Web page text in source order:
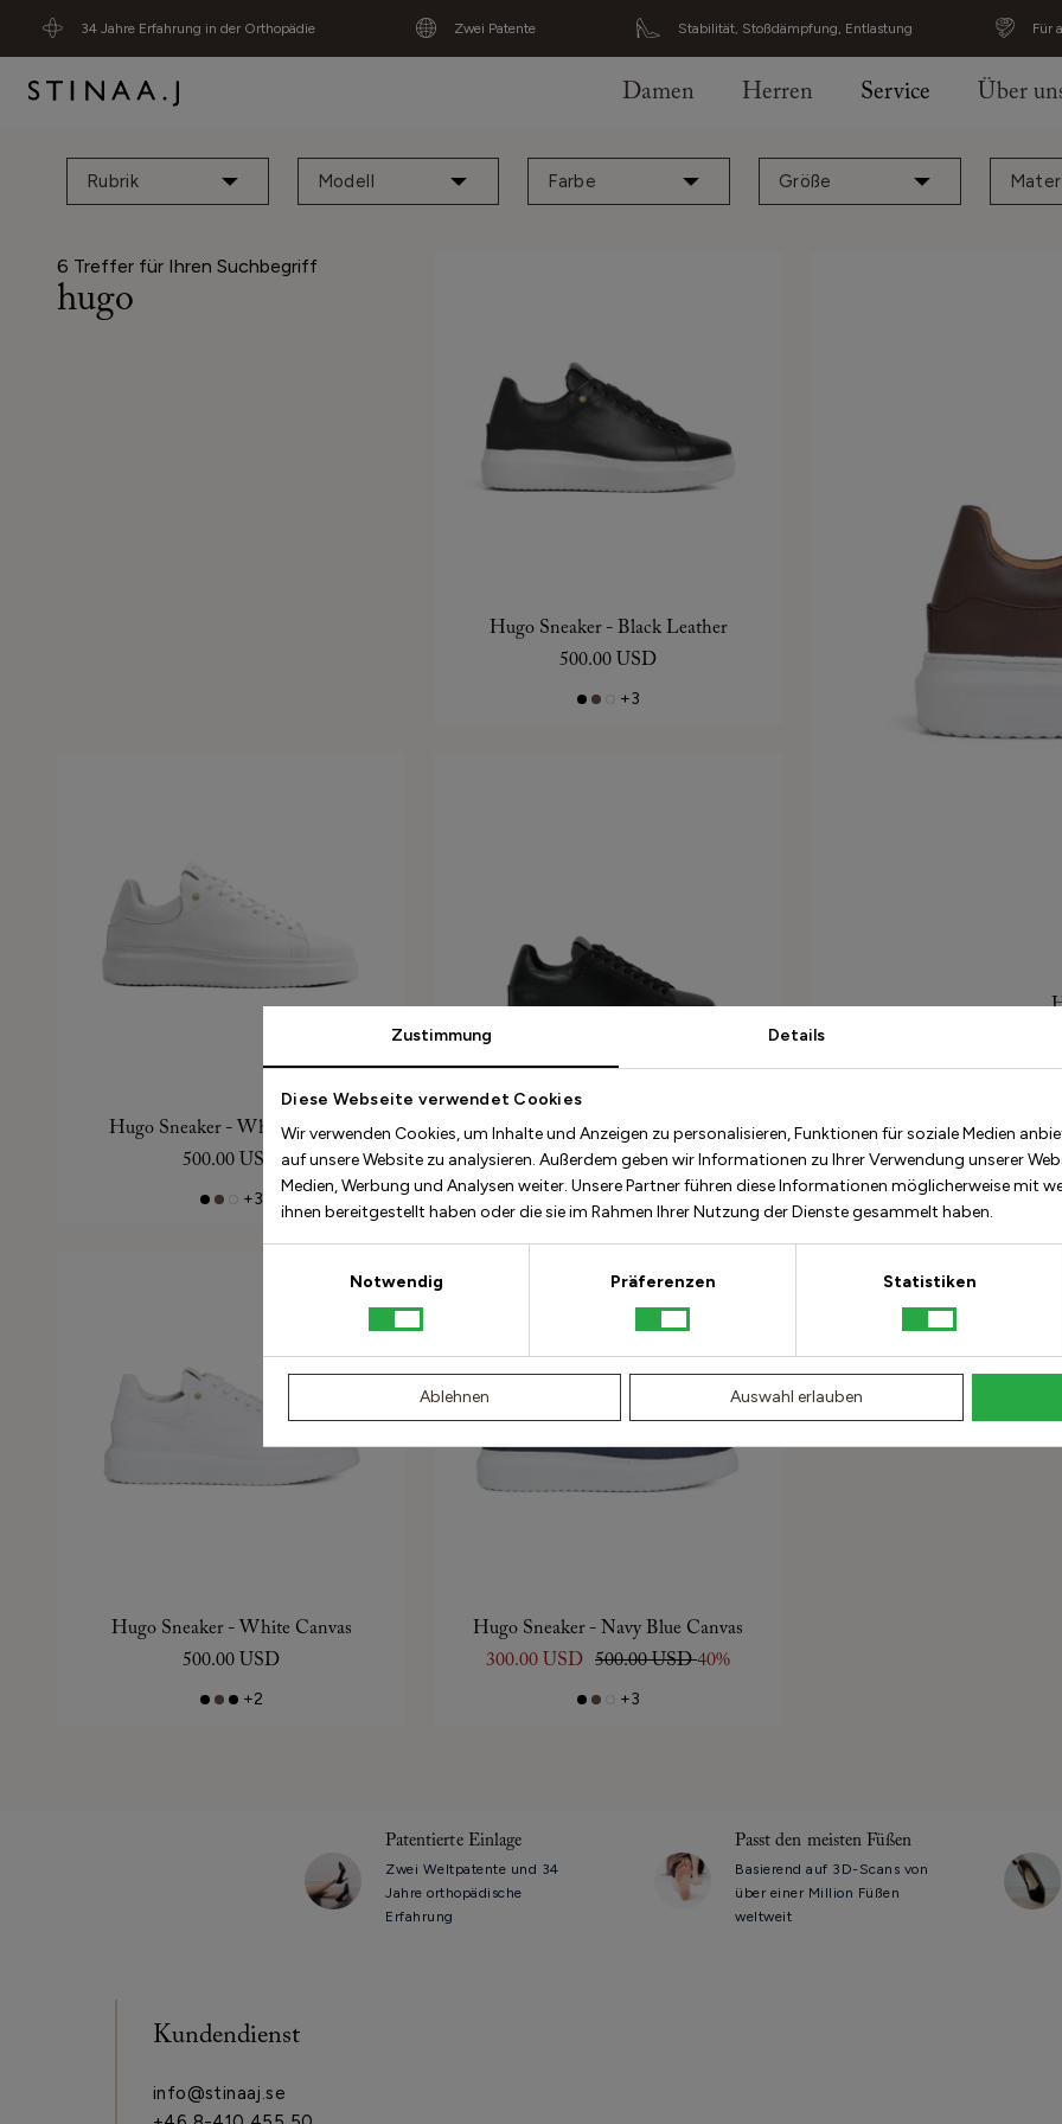
Zustimmung Details
Diese Webseite verwendet Cookies
Wir verwenden Cookies, um Inhalte und Anzeigen zu personalisieren, Funktionen für soziale Medien
auf unsere Website zu analysieren. Außerdem geben wir Informationen zu Ihrer Verwendung unserer
Medien, Werbung und Analysen weiter. Unsere Partner führen diese Informationen möglicherweise mit
ihnen bereitgestellt haben oder die sie im Rahmen Ihrer Nutzung der Dienste gesammelt haben.
Notwendig
Präferenzen Statistiken
Ablehnen Auswahl erlauben
34 Jahre Erfahrung in der Orthopädie Zwei Patente Stabilität, Stoßdämpfung, Entlastung Für
Damen Herren Service Über
Rubrik Modell Farbe Größe
6 Treffer für Ihren Suchbegriff
hugo
Hugo Sneaker - Black Leather
500.00 USD
+3
Hugo Sneaker - White Leather
500.00 USD
+3
Hugo Sneaker - Black On Black
300.00 USD 500.00 USD40%
Hugo Sneaker - White Canvas
500.00 USD
+2
Hugo Sneaker - Navy Blue Canvas
300.00 USD 500.00 USD40%
+3
Patentierte Einlage
Zwei Weltpatente und 34
Jahre orthopädische
Erfahrung
Passt den meisten Füßen
Basierend auf 3D-Scans von
über einer Million Füßen
weltweit
Kundendienst
info@stinaaj.se